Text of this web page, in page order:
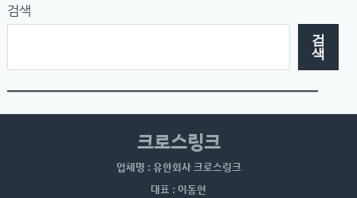
검색
검
색
크로스링크
업체명 : 유한회사 크로스링크
대표 : 이동현